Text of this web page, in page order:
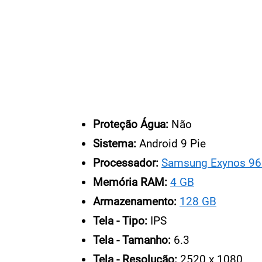
Proteção Água: Não
Sistema: Android 9 Pie
Processador: Samsung Exynos
Memória RAM: 4 GB
Armazenamento: 128 GB
Tela - Tipo: IPS
Tela - Tamanho: 6.3
Tela - Resolução: 2520 x 1080